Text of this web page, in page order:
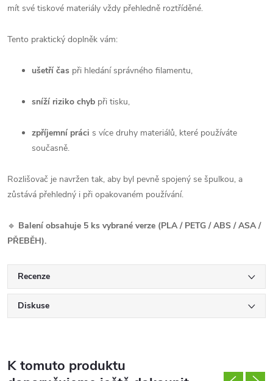
mít své tiskové materiály vždy přehledně roztříděné.
Tento praktický doplněk vám:
ušetří čas při hledání správného filamentu,
sníží riziko chyb při tisku,
zpříjemní práci s více druhy materiálů, které používáte
současně.
Rozlišovač je navržen tak, aby byl pevně spojený se špulkou, a
zůstává přehledný i při opakovaném používání.
🔹 Balení obsahuje 5 ks vybrané verze (PLA / PETG / ABS / ASA /
PŘEBĚH).
Recenze
Diskuse
K tomuto produktu